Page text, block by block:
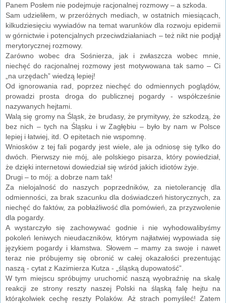
Panem Posłem nie podejmuje racjonalnej rozmowy – a szkoda.
Sam udzieliłem, w przeróżnych mediach, w ostatnich miesiącach,
kilkudziesięciu wywiadów na temat warunków dla rozwoju epidemii
w górnictwie i potencjalnych przeciwdziałaniach – też nikt nie podjął
merytorycznej rozmowy.
Zarówno wobec dra Sośnierza, jak i zwłaszcza wobec mnie,
niechęć do racjonalnej rozmowy jest motywowana tak samo – Ci
„na urzędach” wiedzą lepiej!
Od ignorowania rad, poprzez niechęć do odmiennych poglądów,
prowadzi prosta droga do publicznej pogardy - współcześnie
nazywanych hejtami.
Walą się gromy na Śląsk, że brudasy, że prymitywy, że szkodzą, że
bez nich – tych na Śląsku i w Zagłębiu – było by nam w Polsce
lepiej i łatwiej, itd. O epitetach nie wspomnę.
Wniosków z tej fali pogardy jest wiele, ale ja odniosę się tylko do
dwóch. Pierwszy nie mój, ale polskiego pisarza, który powiedział,
że dzięki internetowi dowiedział się wśród jakich idiotów żyje.
Drugi – to mój: a dobrze nam tak!
Za nielojalność do naszych poprzedników, za nietolerancję dla
odmienności, za brak szacunku dla doświadczeń historycznych, za
niechęć do faktów, za pobłażliwość dla pomówień, za przyzwolenie
dla pogardy.
A wystarczyło się zachowywać godnie i nie wyhodowalibyśmy
pokoleń leniwych nieudaczników, którym najłatwiej wypowiada się
językiem pogardy i kłamstwa. Słowem – mamy za swoje i nawet
teraz nie próbujemy się obronić w całej okazałości prezentując
naszą - cytat z Kazimierza Kutza - „śląską dupowatość”.
W tym miejscu spróbujmy uruchomić naszą wyobraźnię na skalę
reakcji ze strony reszty naszej Polski na śląską falę hejtu na
którąkolwiek cechę reszty Polaków. Aż strach pomyśleć! Zatem